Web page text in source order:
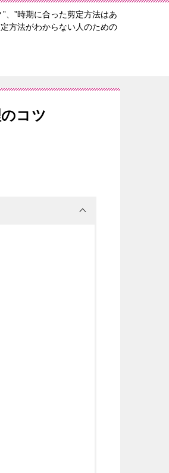
、”時期に合った剪定方法はあ
方法がわからない人のための
コツ